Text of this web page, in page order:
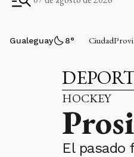
Gualeguay 8° Ciudad
HOCKEY
El pasado